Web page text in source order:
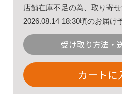
店舗在庫不足の為、取り寄せ
2026.08.14 18:30頃のお届け
受け取り方法・
カートに